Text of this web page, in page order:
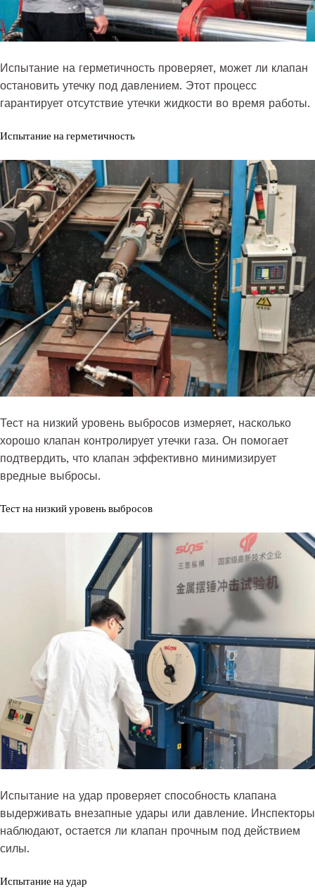
Испытание на герметичность проверяет, может ли клапан
остановить утечку под давлением. Этот процесс
гарантирует отсутствие утечки жидкости во время работы.
Испытание на герметичность
Тест на низкий уровень выбросов измеряет, насколько
хорошо клапан контролирует утечки газа. Он помогает
подтвердить, что клапан эффективно минимизирует
вредные выбросы.
Тест на низкий уровень выбросов
Испытание на удар проверяет способность клапана
выдерживать внезапные удары или давление. Инспекторы
наблюдают, остается ли клапан прочным под действием
силы.
Испытание на удар